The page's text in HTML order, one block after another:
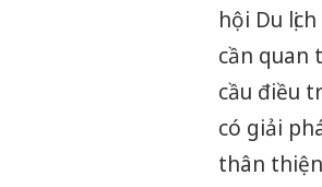
hội Du
cần quan
cầu điều
có giải
thân